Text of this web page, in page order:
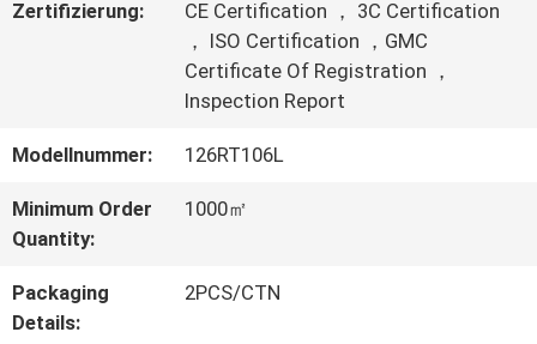
WERKSBESICHTIGUNG
QUALITÄTSKONTROLLE
Zertifizierung:
CE Certification ， 3C Certification
， ISO Certification ，GMC
Certificate Of Registration ，
Inspection Report
Modellnummer: 126RT106L
Minimum Order
Quantity:
1000㎡
Packaging
Details:
2PCS/CTN